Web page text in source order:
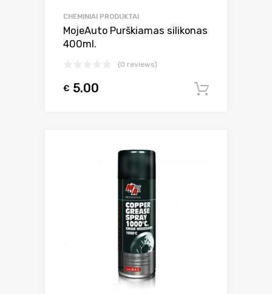
CHEMINIAI PRODUKTAI
MojeAuto Purškiamas silikonas
400ml.
(0 reviews)
€ 5.00